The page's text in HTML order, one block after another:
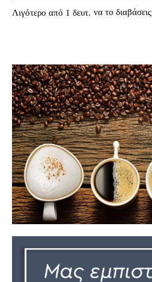
Λιγότερο από 1 δευτ. να το διαβάσεις